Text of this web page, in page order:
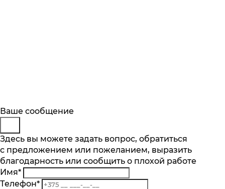
Описание
Отзывы
Основные характеристики
Материал
сталь, латунь
Тип монтажа
Будьте в курсе
Подпишитесь на последние обновления
и узнавайте о новинках и специальных
предложениях первыми
Подписаться
Заказ обратного звонка
Представьтесь
Телефон*
Комментарий
Ваше сообщение
Здесь вы можете задать вопрос, обратиться
с предложением или пожеланием, выразить
благодарность или сообщить о плохой работе
Имя*
Телефон*